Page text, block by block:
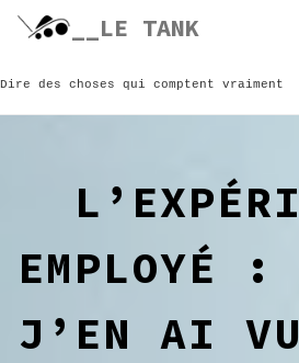
Skip
__LE TANK
Dire des choses qui comptent vraiment
EMPLOYÉ :
J’EN AI